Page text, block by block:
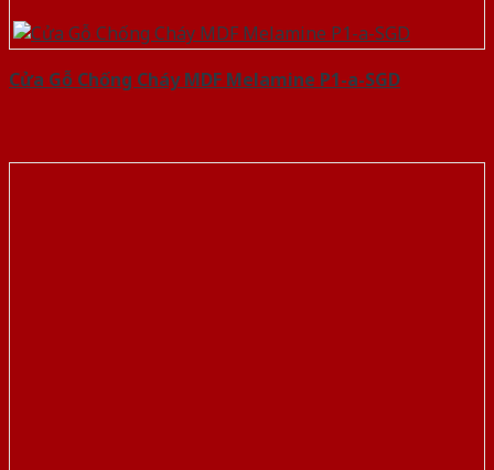
Cửa Gỗ Chống Cháy MDF Melamine P1-a-SGD